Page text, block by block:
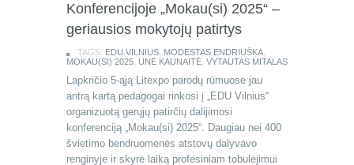
Konferencijoje „Mokau(si) 2025“ –
geriausios mokytojų patirtys
TAGS: EDU VILNIUS MODESTAS ENDRIUŠKA
MOKAU(SI) 2025 UNĖ KAUNAITĖ VYTAUTAS MITALAS
Lapkričio 5-ąją Litexpo parodų rūmuose jau
antrą kartą pedagogai rinkosi į „EDU Vilnius“
organizuotą gerųjų patirčių dalijimosi
konferenciją „Mokau(si) 2025“. Daugiau nei 400
švietimo bendruomenės atstovų dalyvavo
renginyje ir skyrė laiką profesiniam tobulėjimui